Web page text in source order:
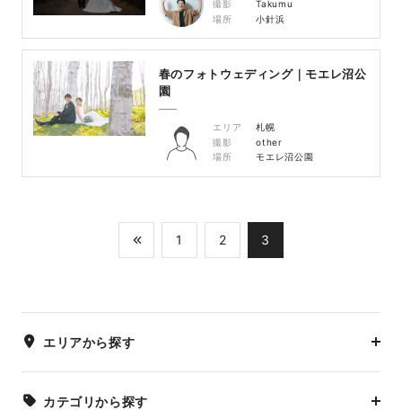
撮影
Takumu
場所
小針浜
春のフォトウェディング｜モエレ沼公
園
エリア
札幌
撮影
other
場所
モエレ沼公園
1 2 3
エリアから探す
カテゴリから探す